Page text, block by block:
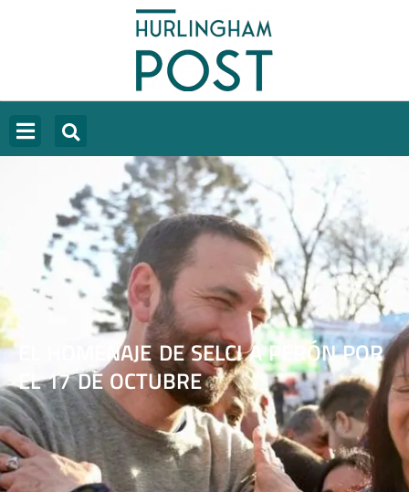
EL HOMENAJE DE SELCI A PERÓN POR
EL 17 DE OCTUBRE